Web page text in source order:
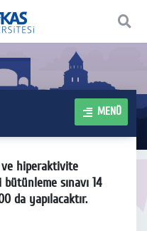
MENÜ
hiperaktivite
sınavı 14
da yapılacaktır.